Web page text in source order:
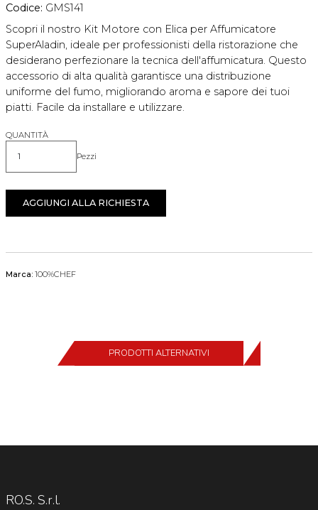
Codice: GMS141
Scopri il nostro Kit Motore con Elica per Affumicatore
SuperAladin, ideale per professionisti della ristorazione che
desiderano perfezionare la tecnica dell'affumicatura. Questo
accessorio di alta qualità garantisce una distribuzione
uniforme del fumo, migliorando aroma e sapore dei tuoi
piatti. Facile da installare e utilizzare.
QUANTITÀ
Quantità Pezzi
AGGIUNGI ALLA RICHIESTA
Marca: 100%CHEF
PRODOTTI ALTERNATIVI
RO.S. S.r.l.